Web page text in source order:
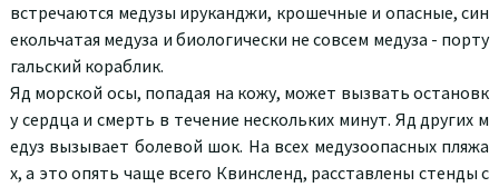
встречаются медузы ируканджи, крошечные и опасные, син
екольчатая медуза и биологически не совсем медуза - порту
гальский кораблик.
Яд морской осы, попадая на кожу, может вызвать остановк
у сердца и смерть в течение нескольких минут. Яд других м
едуз вызывает болевой шок. На всех медузоопасных пляжа
х, а это опять чаще всего Квинсленд, расставлены стенды с